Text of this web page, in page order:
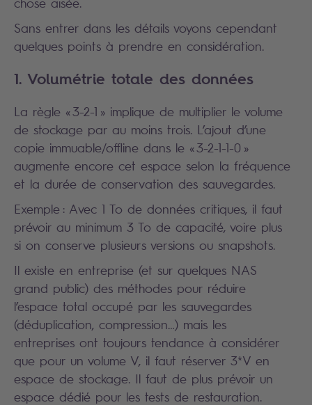
Sans entrer dans les détails voyons cependant
quelques points à prendre en considération.
1. Volumétrie totale des données
La règle « 3-2-1 » implique de multiplier le volume
de stockage par au moins trois. L’ajout d’une
copie immuable/offline dans le « 3-2-1-1-0 »
augmente encore cet espace selon la fréquence
et la durée de conservation des sauvegardes.
Exemple : Avec 1 To de données critiques, il faut
prévoir au minimum 3 To de capacité, voire plus
si on conserve plusieurs versions ou snapshots.
Il existe en entreprise (et sur quelques NAS
grand public) des méthodes pour réduire
l’espace total occupé par les sauvegardes
(déduplication, compression…) mais les
entreprises ont toujours tendance à considérer
que pour un volume V, il faut réserver 3*V en
espace de stockage. Il faut de plus prévoir un
espace dédié pour les tests de restauration.